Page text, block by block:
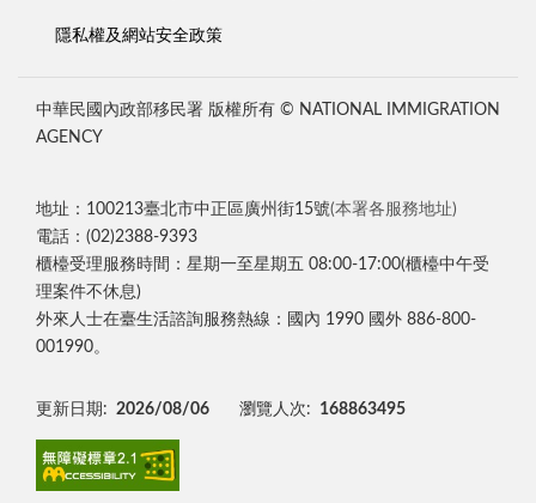
隱私權及網站安全政策
中華民國內政部移民署 版權所有 © NATIONAL IMMIGRATION
AGENCY
地址：100213臺北市中正區廣州街15號(本署各服務地址)
電話：(02)2388-9393
櫃檯受理服務時間：星期一至星期五 08:00-17:00(櫃檯中午受
理案件不休息)
外來人士在臺生活諮詢服務熱線：國內 1990 國外 886-800-
001990。
更新日期: 2026/08/06 瀏覽人次: 168863495